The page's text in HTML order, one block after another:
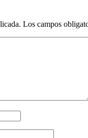
Los campos